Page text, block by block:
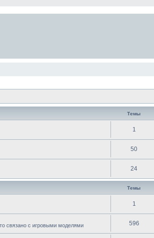
Темы
1
50
24
Темы
1
связано с игровыми моделями 596